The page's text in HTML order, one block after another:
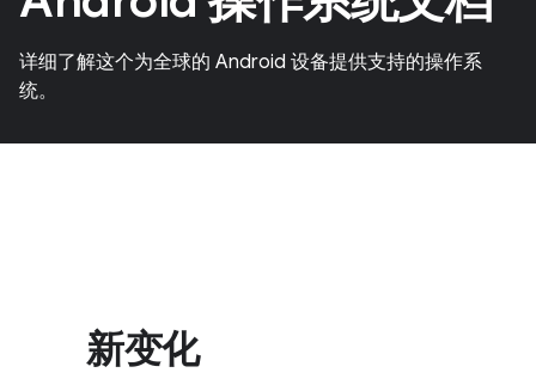
详细了解这个为全球的 Android 设备提供支持的操作系
统。
新变化